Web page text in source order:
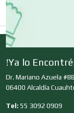
Cocinas
!Ya lo
Dr. Mariano Azuela
06400 Alcaldía
Tel: 55 3092 0909